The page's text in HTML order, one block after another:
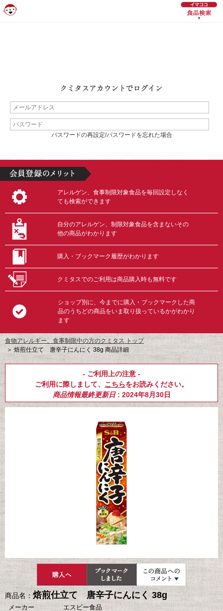
パスワードの再設定/パスワードを忘れた場合
アレルゲン、食事制限対象食品を毎回設定しなく
ても検索ができます
自分のアレルゲン、制限対象食品を含まないその
他の商品がわかります
購入・ブックマーク履歴がわかります
クミタスでのご利用は商品購入時も無料です
ショップ別に、今までに購入・ブックマークした商
品のうちどの商品をいま取り扱っているかがわかり
ます
食物アレルギー、食事制限中の方のクミタス トップ
＞焙煎仕立て 唐辛子にんにく 38g 商品詳細
- ご利用上の注意 -
ご利用に際しまして、 こちらをお読みください。
商品情報最終更新日: 2024年8月30日
商品名：焙煎仕立て 唐辛子にんにく 38g
メーカー
エスビー食品